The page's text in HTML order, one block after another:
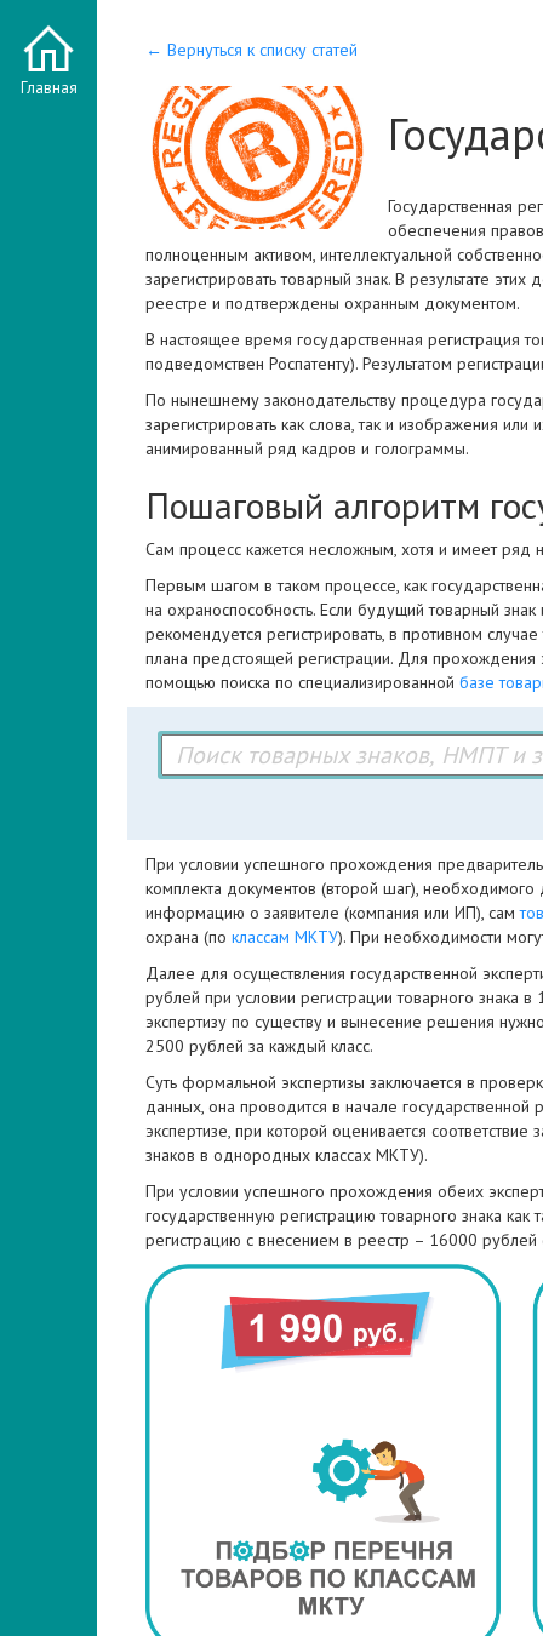
Главная
← Вернуться к списку статей
Государственная
обеспечения
полноценным активом, интеллектуальной
зарегистрировать товарный знак. В результате
реестре и подтверждены охранным документом.
В настоящее время государственная регистрация
подведомствен Роспатенту). Результатом
По нынешнему законодательству процедура
зарегистрировать как слова, так и изображения
анимированный ряд кадров и голограммы.
Пошаговый алгоритм
Сам процесс кажется несложным, хотя и имеет
Первым шагом в таком процессе, как
на охраноспособность. Если будущий товарный
рекомендуется регистрировать, в противном
плана предстоящей регистрации. Для прохождения
помощью поиска по специализированной базе
При условии успешного прохождения
комплекта документов (второй шаг), необходимого
информацию о заявителе (компания или ИП), сам
охрана (по классам МКТУ). При необходимости
Далее для осуществления государственной
рублей при условии регистрации товарного знака
экспертизу по существу и вынесение решения
2500 рублей за каждый класс.
Суть формальной экспертизы заключается в
данных, она проводится в начале
экспертизе, при которой оценивается
знаков в однородных классах МКТУ).
При условии успешного прохождения обеих
государственную регистрацию товарного знака
регистрацию с внесением в реестр – 16000